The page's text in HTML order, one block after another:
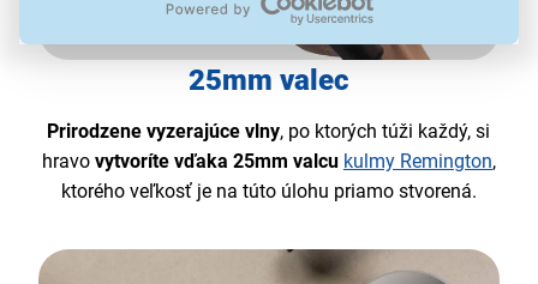
25mm valec
Prirodzene vyzerajúce vlny, po ktorých túži každý, si
hravo vytvoríte vďaka 25mm valcu kulmy Remington,
ktorého veľkosť je na túto úlohu priamo stvorená.